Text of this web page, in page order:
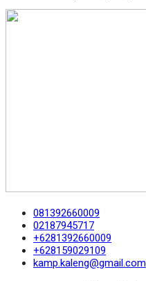
081392660009
02187945717
+6281392660009
+628159029109
kamp.kaleng@gmail.com